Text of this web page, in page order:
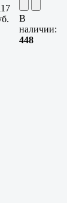
В
наличии:
448